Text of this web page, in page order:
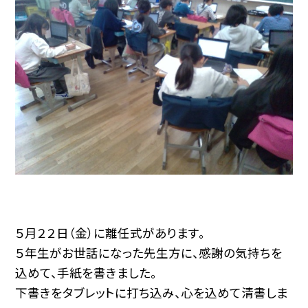
５月２２日（金）に離任式があります。
５年生がお世話になった先生方に、感謝の気持ちを
込めて、手紙を書きました。
下書きをタブレットに打ち込み、心を込めて清書しま